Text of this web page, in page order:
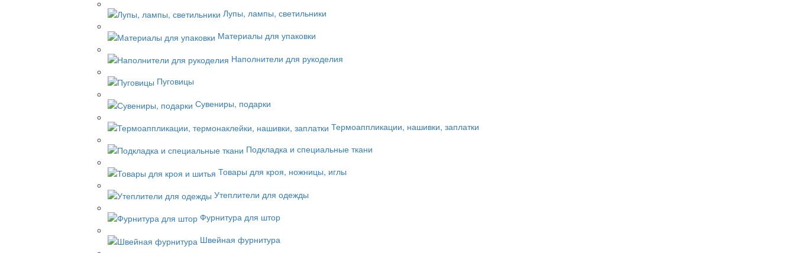
Лупы, лампы, светильники
Материалы для упаковки
Наполнители для рукоделия
Пуговицы
Сувениры, подарки
Термоаппликации, нашивки, заплатки
Подкладка и специальные ткани
Товары для кроя, ножницы, иглы
Утеплители для одежды
Фурнитура для штор
Швейная фурнитура